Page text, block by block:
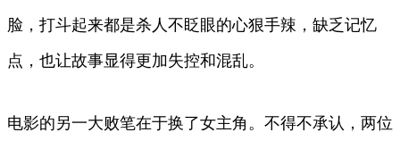
脸，打斗起来都是杀人不眨眼的心狠手辣，缺乏记忆
点，也让故事显得更加失控和混乱。
电影的另一大败笔在于换了女主角。不得不承认，两位